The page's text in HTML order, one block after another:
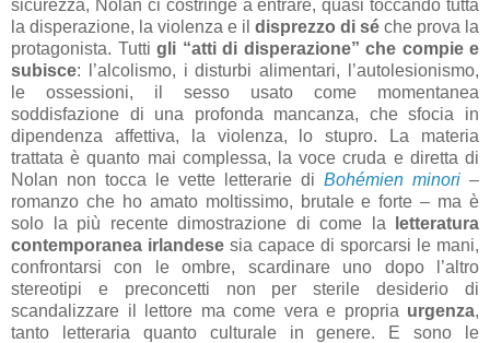
sicurezza, Nolan ci costringe a entrare, quasi toccando tutta
la disperazione, la violenza e il disprezzo di sé che prova la
protagonista. Tutti gli “atti di disperazione” che compie e
subisce: l’alcolismo, i disturbi alimentari, l’autolesionismo,
le ossessioni, il sesso usato come momentanea
soddisfazione di una profonda mancanza, che sfocia in
dipendenza affettiva, la violenza, lo stupro. La materia
trattata è quanto mai complessa, la voce cruda e diretta di
Nolan non tocca le vette letterarie di Bohémien minori –
romanzo che ho amato moltissimo, brutale e forte – ma è
solo la più recente dimostrazione di come la
letteratura
contemporanea irlandese sia capace di sporcarsi le mani,
confrontarsi con le ombre, scardinare uno dopo l’altro
stereotipi e preconcetti non per sterile desiderio di
scandalizzare il lettore ma come vera e propria urgenza,
tanto letteraria quanto culturale in genere. E sono le